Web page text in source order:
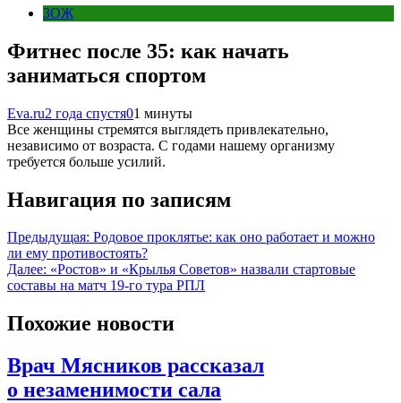
ЗОЖ
Фитнес после 35: как начать
заниматься спортом
Eva.ru2 года спустя01 минуты
Все женщины стремятся выглядеть привлекательно,
независимо от возраста. C годами нашему организму
требуется больше усилий.
Навигация по записям
Предыдущая: Родовое проклятье: как оно работает и можно
ли ему противостоять?
Далее: «Ростов» и «Крылья Советов» назвали стартовые
составы на матч 19‑го тура РПЛ
Похожие новости
Врач Мясников рассказал
о незаменимости сала